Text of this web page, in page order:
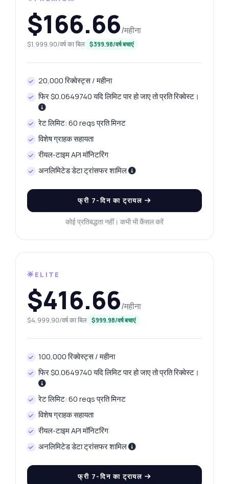
$166.66/महीना
$1,999.90/वर्ष का बिल $399.98/वर्ष बचाएं
20,000 रिक्वेस्ट्स / महीना
फिर $0.0649740 यदि लिमिट पार हो जाए तो प्रति रिक्वेस्ट।
रेट लिमिट: 60 reqs प्रति मिनट
विशेष ग्राहक सहायता
रीयल-टाइम API मॉनिटरिंग
अनलिमिटेड डेटा ट्रांसफर शामिल
फ्री 7-दिन का ट्रायल
कोई प्रतिबद्धता नहीं। कभी भी कैंसल करें
🌟ELITE
$416.66/महीना
$4,999.90/वर्ष का बिल $999.98/वर्ष बचाएं
100,000 रिक्वेस्ट्स / महीना
फिर $0.0649740 यदि लिमिट पार हो जाए तो प्रति रिक्वेस्ट।
रेट लिमिट: 60 reqs प्रति मिनट
विशेष ग्राहक सहायता
रीयल-टाइम API मॉनिटरिंग
अनलिमिटेड डेटा ट्रांसफर शामिल
फ्री 7-दिन का ट्रायल
कुछ भी पूछें
धर्मपुरी प्लेटिनम डेटा एक्सट्रैक्टर API के बारे में उत्तर
कुछ भी पूछें — एंडपॉइंट्स, मूल्य निर्धारण, इंटीग्रेशन टिप्स,
जो आप चाहें।
मैं आज का प्लेटिनम मूल्य कैसे प्राप्त करूं?
मैं किस ग्राम वजन के लिए डेटा मांग सकता हूँ?
मैं कल के मूल्य में बदलाव कैसे प्राप्त करूं?
मूल्य इतिहास किस प्रारूप में लौटता है?
डेटा पुनर्प्राप्ति समस्याओं को कैसे हल करूँ?
इसकी कीमत क्या है?